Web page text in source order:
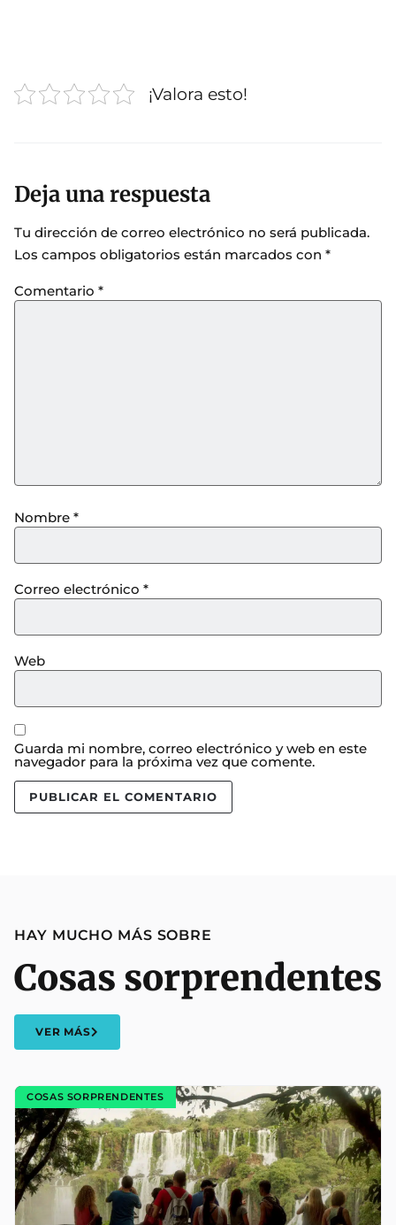
¡Valora esto!
Deja una respuesta
Tu dirección de correo electrónico no será publicada.
Los campos obligatorios están marcados con *
Comentario *
Nombre *
Correo electrónico *
Web
Guarda mi nombre, correo electrónico y web en este
navegador para la próxima vez que comente.
HAY MUCHO MÁS SOBRE
Cosas sorprendentes
VER MÁS
COSAS SORPRENDENTES